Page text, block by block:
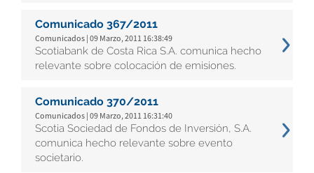
Comunicado 367/2011
Comunicados | 09 Marzo, 2011 16:38:49
Scotiabank de Costa Rica S.A. comunica hecho
relevante sobre colocación de emisiones.
Comunicado 370/2011
Comunicados | 09 Marzo, 2011 16:31:40
Scotia Sociedad de Fondos de Inversión, S.A.
comunica hecho relevante sobre evento
societario.